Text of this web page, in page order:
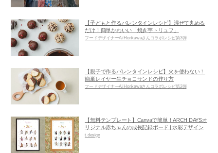
【子どもと作るバレンタインレシピ】混ぜて丸める
だけ！簡単かわいい「焼き芋トリュフ」
フードデザイナーAi Horikawaさんコラボレシピ第3弾
【親子で作るバレンタインレシピ】火を使わない！
簡単レイヤー生チョコサンドの作り方
フードデザイナーAi Horikawaさんコラボレシピ第2弾
【無料テンプレート】Canvaで簡単！ARCH DAYSオ
リジナル赤ちゃんの成長記録ボード | 水彩デザイン
t.design